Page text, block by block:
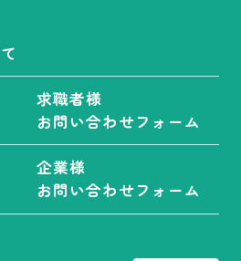
求職者様
お問い合わせフォーム
企業様
お問い合わせフォーム